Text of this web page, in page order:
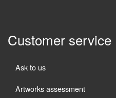
Customer service
Ask to us
Artworks assessment